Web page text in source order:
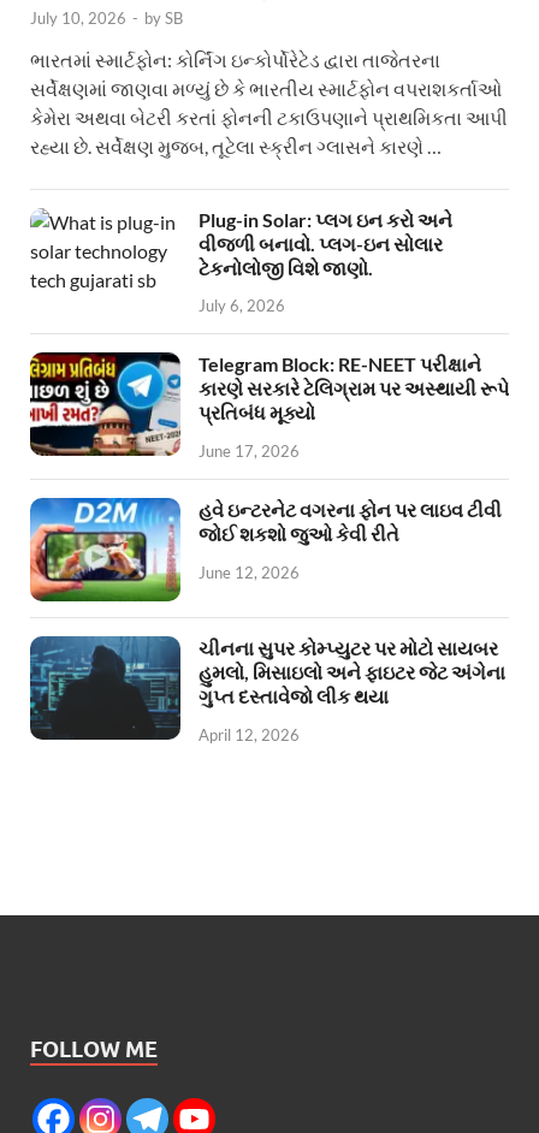
July 10, 2026 - bySB
ભારતમાં સ્માર્ટફોન: કોર્નિંગ ઇન્કોર્પોરેટેડ દ્વારા તાજેતરના
સર્વેક્ષણમાં જાણવા મળ્યું છે કે ભારતીય સ્માર્ટફોન વપરાશકર્તાઓ
કેમેરા અથવા બેટરી કરતાં ફોનની ટકાઉપણાને પ્રાથમિકતા આપી
રહ્યા છે. સર્વેક્ષણ મુજબ, તૂટેલા સ્ક્રીન ગ્લાસને કારણે …
Plug-in Solar: પ્લગ ઇન કરો અને
વીજળી બનાવો. પ્લગ-ઇન સોલાર
ટેકનોલોજી વિશે જાણો.
July 6, 2026
Telegram Block: RE-NEET પરીક્ષાને
કારણે સરકારે ટેલિગ્રામ પર અસ્થાયી રૂપે
પ્રતિબંધ મૂક્યો
June 17, 2026
હવે ઇન્ટરનેટ વગરના ફોન પર લાઇવ ટીવી
જોઈ શકશો જુઓ કેવી રીતે
June 12, 2026
ચીનના સુપર કોમ્પ્યુટર પર મોટો સાયબર
હુમલો, મિસાઇલો અને ફાઇટર જેટ અંગેના
ગુપ્ત દસ્તાવેજો લીક થયા
April 12, 2026
FOLLOW ME